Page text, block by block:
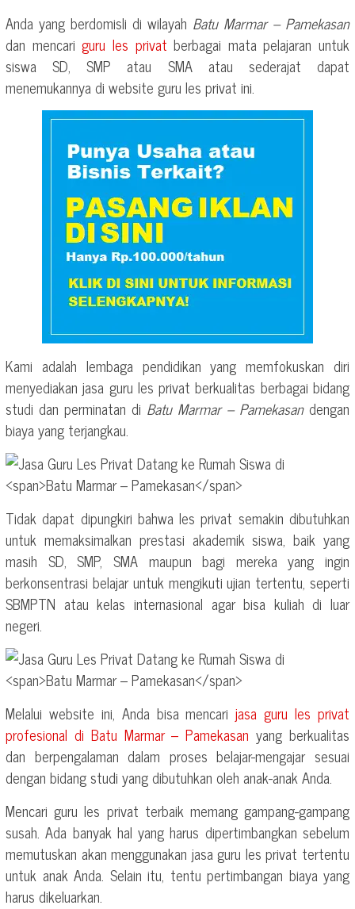
Anda yang berdomisli di wilayah Batu Marmar – Pamekasan
dan mencariguru les privat berbagai mata pelajaran untuk
siswa SD, SMP atau SMA atau sederajat dapat
menemukannya di website guru les privat ini.
Kami adalah lembaga pendidikan yang memfokuskan diri
menyediakan jasa guru les privat berkualitas berbagai bidang
studi dan perminatan di Batu Marmar – Pamekasandengan
biaya yang terjangkau.
Tidak dapat dipungkiri bahwa les privat semakin dibutuhkan
untuk memaksimalkan prestasi akademik siswa, baik yang
masih SD, SMP, SMA maupun bagi mereka yang ingin
berkonsentrasi belajar untuk mengikuti ujian tertentu, seperti
SBMPTN atau kelas internasional agar bisa kuliah di luar
negeri.
Melalui website ini, Anda bisa mencarijasa guru les privat
profesional di Batu Marmar – Pamekasan yang berkualitas
dan berpengalaman dalam proses belajar-mengajar sesuai
dengan bidang studi yang dibutuhkan oleh anak-anak Anda.
Mencari guru les privat terbaik memang gampang-gampang
susah. Ada banyak hal yang harus dipertimbangkan sebelum
memutuskan akan menggunakan jasa guru les privat tertentu
untuk anak Anda. Selain itu, tentu pertimbangan biaya yang
harus dikeluarkan.